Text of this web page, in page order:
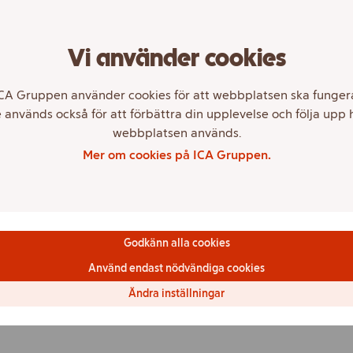
till en större region eller till hela landet. Om
är intresserad av att bli leverantör till ICA
minst 20 butiker i ditt närområde och ha
hela landet. Dessutom måste ni ha en
nya butiker både på kort och lång sikt.
klicka här ›
central leverantör?
är central leverantör och har några frågor kan
dig direkt till kategori- eller inköpschef eller
iLevNet Portalen ›
Vi använder cookies
Gruppen använder cookies för att webbplatsen ska
används också för att förbättra din upplevelse och följa upp
webbplatsen används.
Mer om cookies på ICA Gruppen.
Godkänn alla cookies
Använd endast nödvändiga cookies
Ändra inställningar